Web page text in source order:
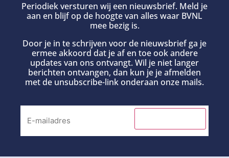
Periodiek versturen wij een nieuwsbrief. Meld je
aan en blijf op de hoogte van alles waar BVNL
mee bezig is.
Door je in te schrijven voor de nieuwsbrief ga je
ermee akkoord dat je af en toe ook andere
updates van ons ontvangt. Wil je niet langer
berichten ontvangen, dan kun je je afmelden
met de unsubscribe-link onderaan onze mails.